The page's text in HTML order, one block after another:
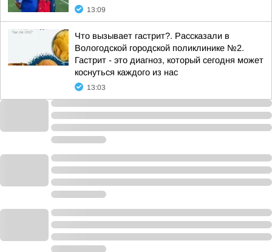
13:09
Что вызывает гастрит?. Рассказали в
Вологодской городской поликлинике №2.
Гастрит - это диагноз, который сегодня может
коснуться каждого из нас
13:03